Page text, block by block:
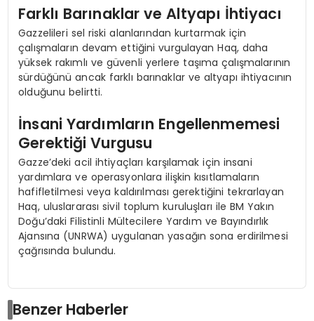
Farklı Barınaklar ve Altyapı İhtiyacı
Gazzelileri sel riski alanlarından kurtarmak için
çalışmaların devam ettiğini vurgulayan Haq, daha
yüksek rakımlı ve güvenli yerlere taşıma çalışmalarının
sürdüğünü ancak farklı barınaklar ve altyapı ihtiyacının
olduğunu belirtti.
İnsani Yardımların Engellenmemesi
Gerektiği Vurgusu
Gazze’deki acil ihtiyaçları karşılamak için insani
yardımlara ve operasyonlara ilişkin kısıtlamaların
hafifletilmesi veya kaldırılması gerektiğini tekrarlayan
Haq, uluslararası sivil toplum kuruluşları ile BM Yakın
Doğu’daki Filistinli Mültecilere Yardım ve Bayındırlık
Ajansına (UNRWA) uygulanan yasağın sona erdirilmesi
çağrısında bulundu.
Benzer Haberler